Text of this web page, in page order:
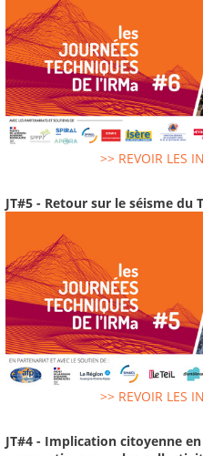
>> REVOIR LES
JT#5 - Retour sur le séisme du
>> REVOIR LES
JT#4 - Implication citoyenne